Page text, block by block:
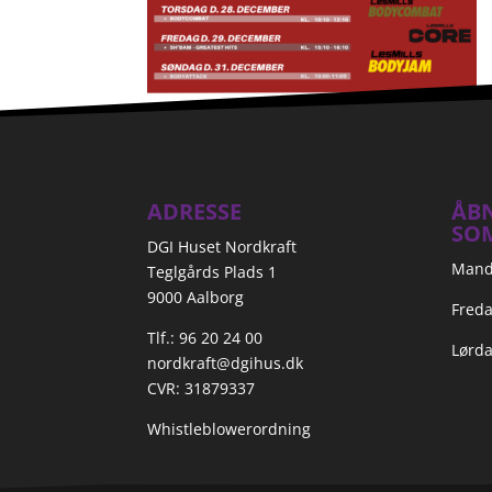
ADRESSE
DGI Huset Nordkraft
Teglgårds Plads 1
9000 Aalborg
Tlf.: 96 20 24 00
nordkraft@dgihus.dk
CVR: 31879337
Whistleblowerordning